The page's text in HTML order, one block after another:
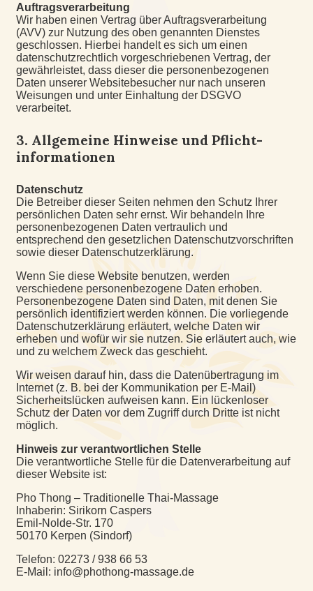
Auftragsverarbeitung
Wir haben einen Vertrag über Auftragsverarbeitung
(AVV) zur Nutzung des oben genannten Dienstes
geschlossen. Hierbei handelt es sich um einen
datenschutzrechtlich vorgeschriebenen Vertrag, der
gewährleistet, dass dieser die personenbezogenen
Daten unserer Websitebesucher nur nach unseren
Weisungen und unter Einhaltung der DSGVO
verarbeitet.
3. Allgemeine Hinweise und Pflicht­
informationen
Datenschutz
Die Betreiber dieser Seiten nehmen den Schutz Ihrer
persönlichen Daten sehr ernst. Wir behandeln Ihre
personenbezogenen Daten vertraulich und
entsprechend den gesetzlichen Datenschutzvorschriften
sowie dieser Datenschutzerklärung.
Wenn Sie diese Website benutzen, werden
verschiedene personenbezogene Daten erhoben.
Personenbezogene Daten sind Daten, mit denen Sie
persönlich identifiziert werden können. Die vorliegende
Datenschutzerklärung erläutert, welche Daten wir
erheben und wofür wir sie nutzen. Sie erläutert auch, wie
und zu welchem Zweck das geschieht.
Wir weisen darauf hin, dass die Datenübertragung im
Internet (z. B. bei der Kommunikation per E-Mail)
Sicherheitslücken aufweisen kann. Ein lückenloser
Schutz der Daten vor dem Zugriff durch Dritte ist nicht
möglich.
Hinweis zur verantwortlichen Stelle
Die verantwortliche Stelle für die Datenverarbeitung auf
dieser Website ist:
Pho Thong – Traditionelle Thai-Massage
Inhaberin: Sirikorn Caspers
Emil-Nolde-Str. 170
50170 Kerpen (Sindorf)
Telefon: 02273 / 938 66 53
E-Mail: info@phothong-massage.de